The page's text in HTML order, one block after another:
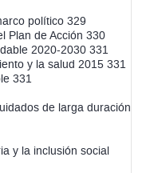
político 329
Plan de Acción 330
2020-2030 331
y la salud 2015 331
331
de larga duración
y la inclusión social